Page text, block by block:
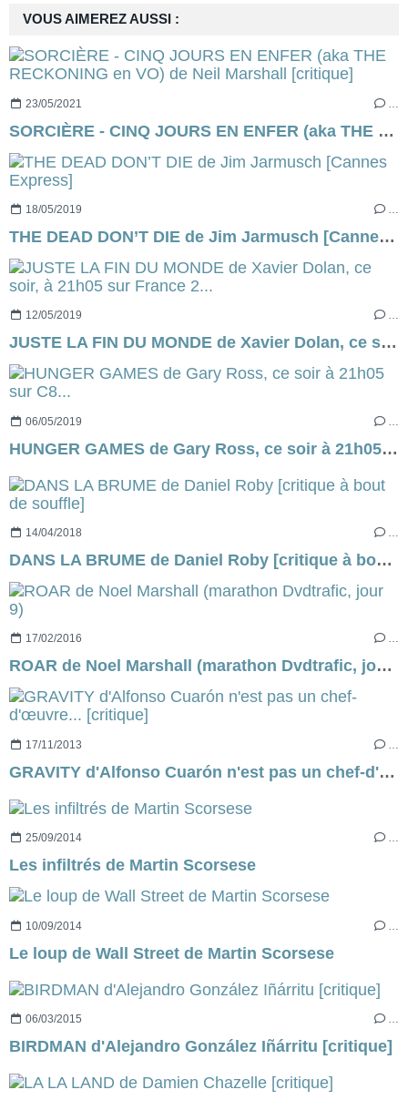
VOUS AIMEREZ AUSSI :
23/05/2021
SORCIÈRE - CINQ JOURS EN ENFER (aka THE RECKONING en VO) de Neil Marshall [critique]
18/05/2019 …
THE DEAD DON’T DIE de Jim Jarmusch [Cannes Express]
12/05/2019 …
JUSTE LA FIN DU MONDE de Xavier Dolan, ce soir, à 21h05 sur France 2...
06/05/2019
HUNGER GAMES de Gary Ross, ce soir à 21h05 sur C8...
14/04/2018 …
DANS LA BRUME de Daniel Roby [critique à bout de souffle]
17/02/2016 …
ROAR de Noel Marshall (marathon Dvdtrafic, jour 9)
17/11/2013
GRAVITY d'Alfonso Cuarón n'est pas un chef-d'œuvre... [critique]
25/09/2014 …
Les infiltrés de Martin Scorsese
10/09/2014
Le loup de Wall Street de Martin Scorsese
06/03/2015 …
BIRDMAN d'Alejandro González Iñárritu [critique]